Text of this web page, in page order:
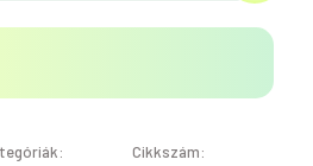
Cikkszám: